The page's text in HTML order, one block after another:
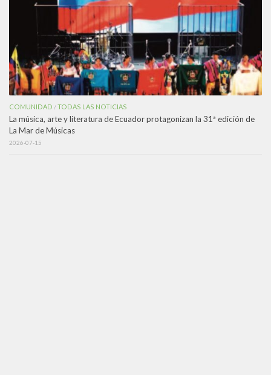
COMUNIDAD /TODAS LAS NOTICIAS
La música, arte y literatura de Ecuador protagonizan la 31ª edición de
La Mar de Músicas
2026-07-15